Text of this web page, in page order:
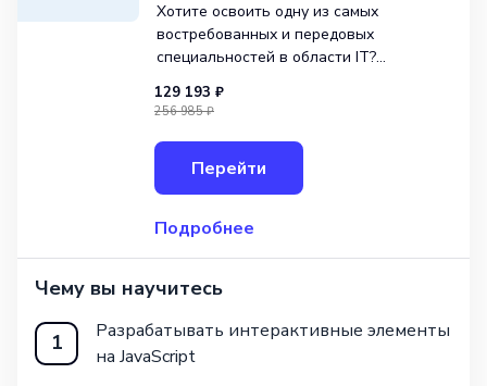
Хотите освоить одну из самых
востребованных и передовых
специальностей в области IT?
«Frontend-разработчик», который
отрасли. В ходе обучения студенты
этого курса окунутся в мир
современных тех
129 193 ₽
256 985 ₽
Перейти
Подробнее
Чему вы научитесь
1
Разрабатывать интерактивные элементы
на JavaScript